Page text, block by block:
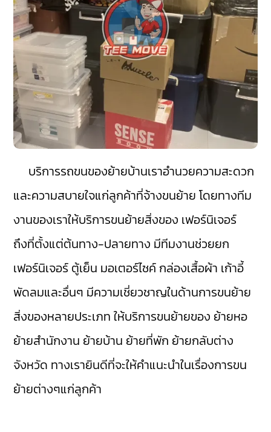
บริการรถขนของย้ายบ้านเราอำนวยความสะดวก
และความสบายใจแก่ลูกค้าที่จ้างขนย้าย โดยทางทีม
งานของเราให้บริการขนย้ายสิ่งของ เฟอร์นิเจอร์
ถึงที่ตั้งแต่ต้นทาง-ปลายทาง มีทีมงานช่วยยก
เฟอร์นิเจอร์ ตู้เย็น มอเตอร์ไซค์ กล่องเสื้อผ้า เก้าอี้
พัดลมและอื่นๆ มีความเชี่ยวชาญในด้านการขนย้าย
สิ่งของหลายประเภท ให้บริการขนย้ายของ ย้ายหอ
ย้ายสำนักงาน ย้ายบ้าน ย้ายที่พัก ย้ายกลับต่าง
จังหวัด ทางเรายินดีที่จะให้คำแนะนำในเรื่องการขน
ย้ายต่างๆแก่ลูกค้า